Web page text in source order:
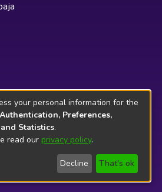
your personal information for the
Authentication, Preferences,
Statistics.
read our privacy policy.
Decline That's ok